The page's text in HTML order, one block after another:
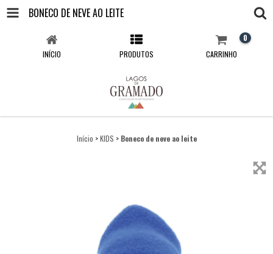
BONECO DE NEVE AO LEITE
INÍCIO PRODUTOS CARRINHO
0
Início > KIDS > Boneco de neve ao leite